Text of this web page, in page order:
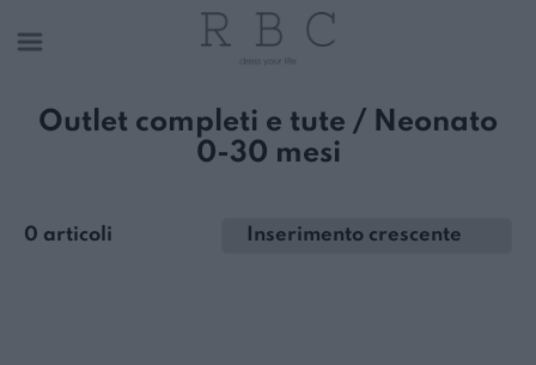
Outlet completi e tute / Neonato
0-30 mesi
0 articoli